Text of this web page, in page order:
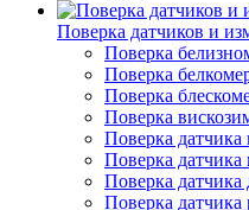
Поверка датчиков и
Поверка
Поверка
Поверка
Поверка
Поверка датчика
Поверка датчика
Поверка датчика
Поверка датчика